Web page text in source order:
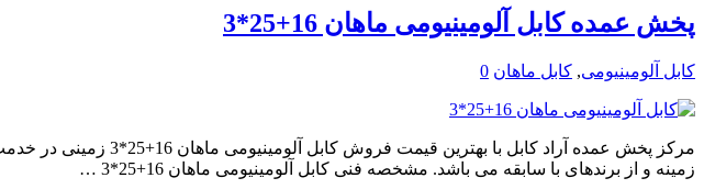
پخش عمده کابل آلومینیومی ماهان 16+25*3
کابل آلومینیومی, کابل ماهان 0
مرکز پخش عمده آراد
زمینه و از برندهای با سابقه می باشد. مشخصه فنی کابل آلومینیومی ماهان 16+25*3 …